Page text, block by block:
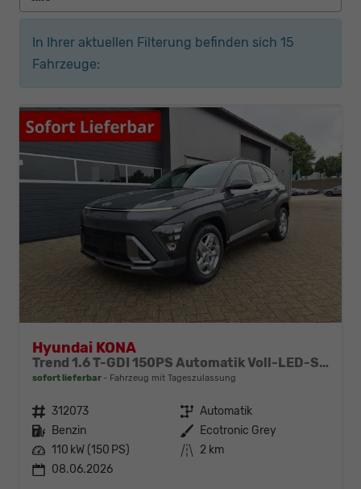
In Ihrer aktuellen Filterung befinden sich 15
Fahrzeuge:
Hyundai KONA
Trend 1.6 T-GDI 150PS Automatik Voll-LED-Scheinw. Sitzheizung Lenkradheizung ACC Klimaautomatik Navi Touchscreen DAB+ Apple CarPlay + Android Auto PDC v+h Rückf.Kamera 2xKeyless 17-LM
sofort lieferbar Fahrzeug mit Tageszulassung
Fahrzeugnr. 312073 Getriebe Automatik
Kraftstoff Benzin Außenfarbe Ecotronic Grey
Leistung 110 kW (150 PS) Kilometerstand 2 km
08.06.2026